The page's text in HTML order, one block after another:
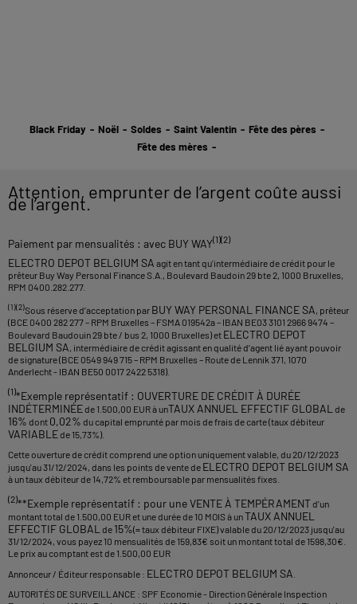
Black Friday - Noël - Soldes - Saint Valentin - Fête des pères -
Fête des mères -
Attention, emprunter de l’argent coûte aussi
de l’argent.
Paiement par mensualités : avec BUY WAY(1)(2)
ELECTRO DEPOT BELGIUM SA agit en tant qu'intermédiaire de crédit pour le
prêteur Buy Way Personal Finance S.A., Boulevard Baudoin 29 bte 2, 1000 Bruxelles,
RPM 0400.282.277.
(1)(2)Sous réserve d’acceptation par BUY WAY PERSONAL FINANCE SA, prêteur
(BCE 0400 282 277 – RPM Bruxelles – FSMA 019542a – IBAN BE03 3101 2966 9474 –
Boulevard Baudouin 29 bte / bus 2, 1000 Bruxelles) et ELECTRO DEPOT
BELGIUM SA, intermédiaire de crédit agissant en qualité d’agent lié ayant pouvoir
de signature (BCE 0549 949 715 – RPM Bruxelles – Route de Lennik 371, 1070
Anderlecht - IBAN BE50 0017 2422 5318).
(1)*Exemple représentatif : OUVERTURE DE CRÉDIT À DURÉE
INDÉTERMINÉEde 1.500,00 EUR à unTAUX ANNUEL EFFECTIF GLOBAL de
16% dont 0,02% du capital emprunté par mois de frais de carte (taux débiteur
VARIABLEde 15,73%).
Cette ouverture de crédit comprend une option uniquement valable, du 20/12/2023
jusqu'au 31/12/2024, dans les points de vente de ELECTRO DEPOT BELGIUM SA
à un taux débiteur de 14,72% et remboursable par mensualités fixes.
(2)**Exemple représentatif : pour une VENTE À TEMPÉRAMENTd'un
montant total de 1.500,00 EUR et une durée de 10 MOIS à unTAUX ANNUEL
EFFECTIF GLOBAL de 15%(= taux débiteur FIXE) valable du 20/12/2023 jusqu'au
31/12/2024, vous payez 10 mensualités de 159,83€ soit un montant total de 1598,30€.
Le prix au comptant est de 1.500,00 EUR
Annonceur / Éditeur responsable : ELECTRO DEPOT BELGIUM SA
AUTORITÉS DE SURVEILLANCE : SPF Economie - Direction Générale Inspection